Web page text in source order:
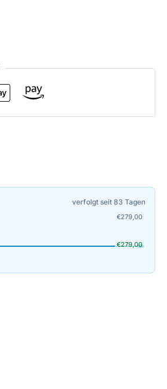
verfolgt seit 83 Tagen
€279,00
€279,00